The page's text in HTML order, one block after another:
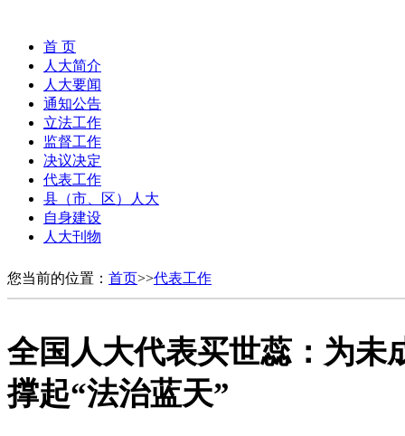
首 页
人大简介
人大要闻
通知公告
立法工作
监督工作
决议决定
代表工作
县（市、区）人大
自身建设
人大刊物
您当前的位置： 首页>>代表工作
全国人大代表买世蕊：为未
撑起“法治蓝天”